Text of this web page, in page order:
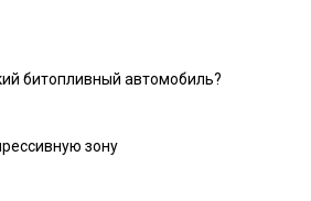
битопливный автомобиль?
зону